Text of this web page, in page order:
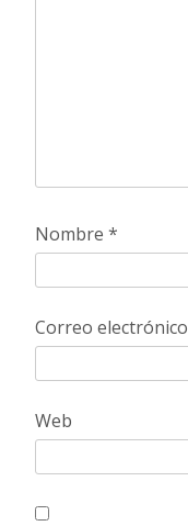
Nombre *
Correo electrónico
Web